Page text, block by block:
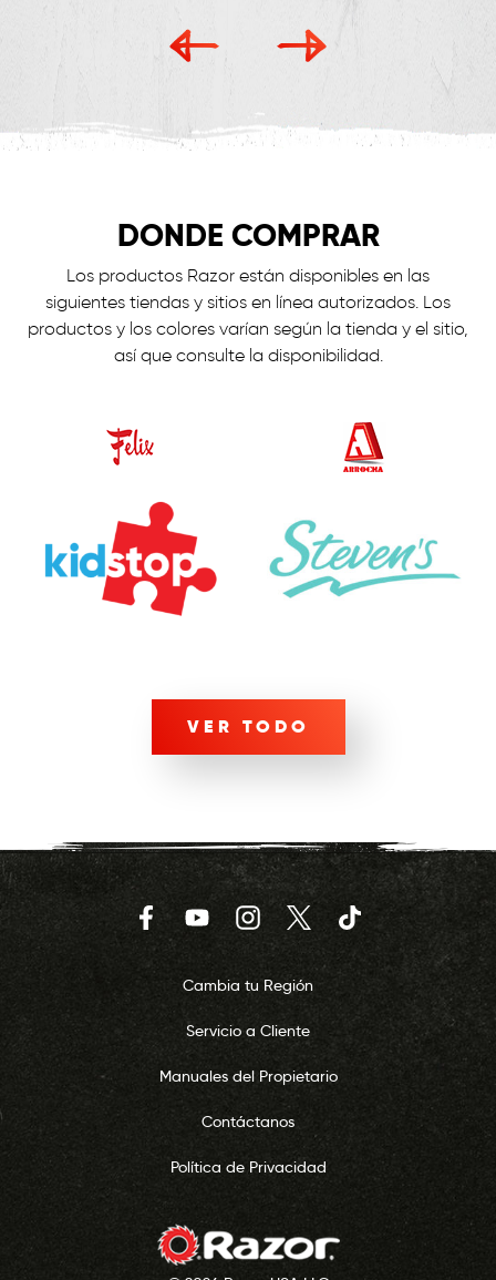
DONDE COMPRAR
Los productos Razor están disponibles en las
siguientes tiendas y sitios en línea autorizados. Los
productos y los colores varían según la tienda y el sitio,
así que consulte la disponibilidad.
VER TODO
FacebookYouTubeInstagramTwitter TikTok
Cambia tu Región
Servicio a Cliente
Manuales del Propietario
Contáctanos
Política de Privacidad